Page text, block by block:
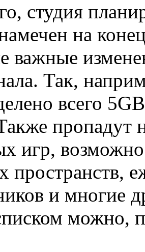
студия
на
важные
Так,
всего
пропадут
игр,
пространств,
и многие
можно,